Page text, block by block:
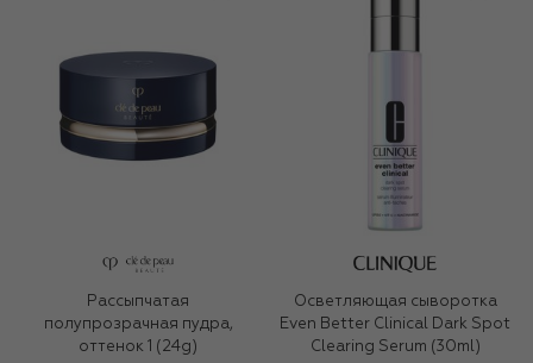
Рассыпчатая
полупрозрачная пудра,
оттенок 1 (24g)
Осветляющая сыворотка
Even Better Clinical Dark Spot
Clearing Serum (30ml)